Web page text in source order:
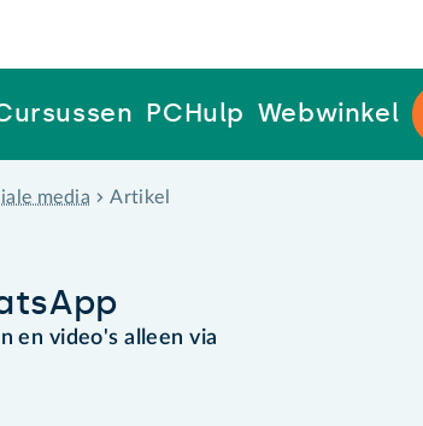
PCHulp Webwinkel
media Artikel
en video's alleen via